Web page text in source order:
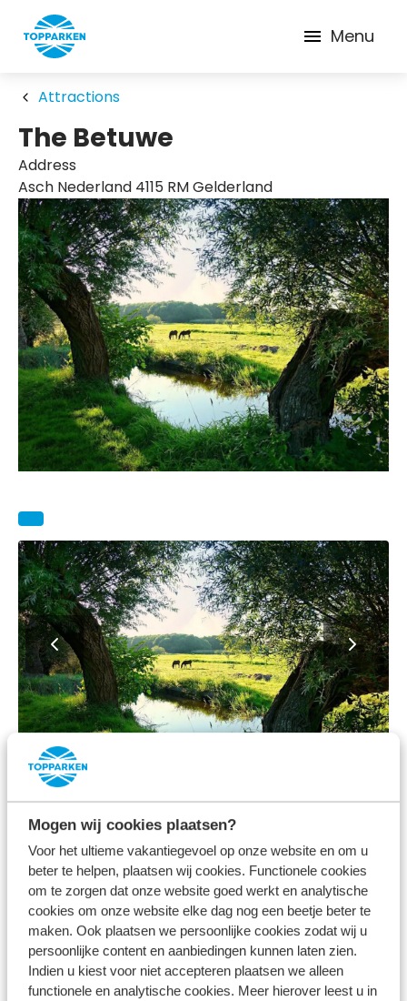
Mogen wij cookies plaatsen?
Voor het ultieme vakantiegevoel op onze website en om u
beter te helpen, plaatsen wij cookies. Functionele cookies
om te zorgen dat onze website goed werkt en analytische
cookies om onze website elke dag nog een beetje beter te
maken. Ook plaatsen we persoonlijke cookies zodat wij u
persoonlijke content en aanbiedingen kunnen laten zien.
Indien u kiest voor niet accepteren plaatsen we alleen
functionele en analytische cookies. Meer hierover leest u in
Menu
Attractions
The Betuwe
Address
Asch Nederland 4115 RM Gelderland
Nature Free All ages
Also don't forget to explore the area south of
Wageningen. The Betuwe is known for its rivers and
horticulture. In high season, a visit to an apple, pear
or cherry orchard is really a must. The Betuwe can
be reached by car via the A50 motorway.